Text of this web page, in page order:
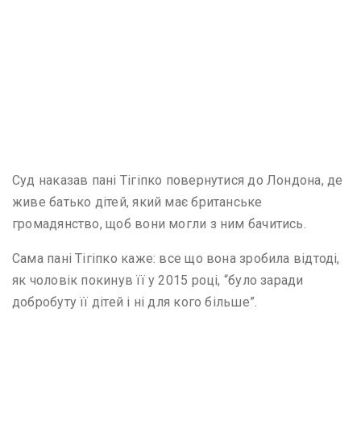
Суд наказав пані Тігіпко повернутися до Лондона, де
живе батько дітей, який має британське
громадянство, щоб вони могли з ним бачитись.
Сама пані Тігіпко каже: все що вона зробила відтоді,
як чоловік покинув її у 2015 році, “було заради
добробуту її дітей і ні для кого більше”.